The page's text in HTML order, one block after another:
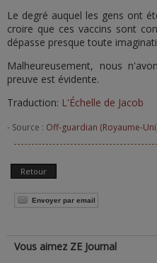
Le degré auquel les gens ont
croire que ces vaccins sont
dépasse presque toute
Malheureusement, nous
preuve est évidente.
Traduction: L'Échelle de Jacob
- Source : Off-guardian (Royaume-
Retour
Envoyer par email
Vous aimez ZE Journal